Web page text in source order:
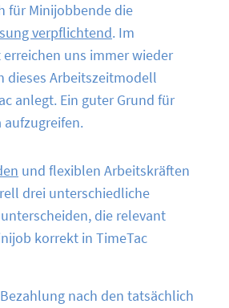
für Minijobbende die
verpflichtend. Im
uns immer wieder
dieses Arbeitszeitmodell
anlegt. Ein guter Grund für
aufzugreifen.
und flexiblen Arbeitskräften
drei unterschiedliche
die relevant
korrekt in TimeTac
nach den tatsächlich